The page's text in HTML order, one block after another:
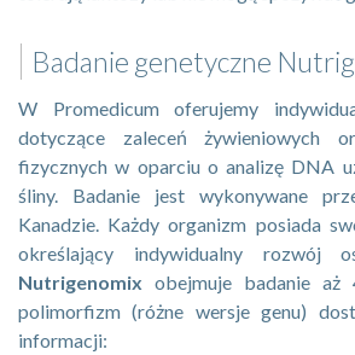
Badanie genetyczne
W Promedicum oferujemy
dotyczące zaleceń żywieniowych
fizycznych w oparciu o analizę DNA
śliny. Badanie jest wykonywane
Kanadzie. Każdy organizm posiada
określający indywidualny rozwój
Nutrigenomix obejmuje badanie aż
polimorfizm (różne wersje genu)
informacji: